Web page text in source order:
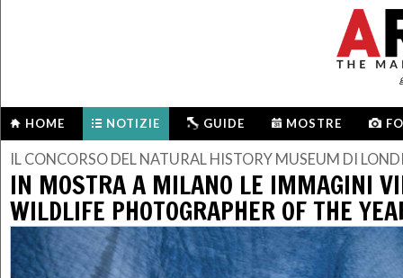
HOME NOTIZIE GUIDE MOSTRE
IL CONCORSO DEL NATURAL HISTORY MUSEUM DI
IN MOSTRA A MILANO LE IMMAGINI
WILDLIFE PHOTOGRAPHER OF THE